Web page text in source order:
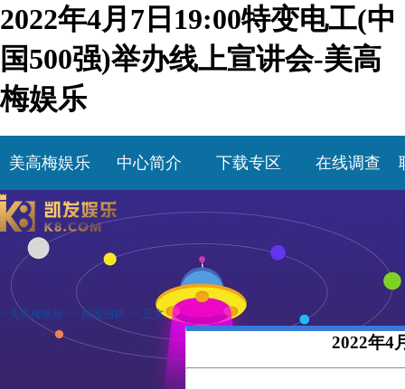
2022年4月7日19:00特变电工(中
国500强)举办线上宣讲会-美高
梅娱乐
美高梅娱乐 中心简介 下载专区 在线调查
> 美高梅娱乐 >> 校园招聘 >> 正文
2022年4